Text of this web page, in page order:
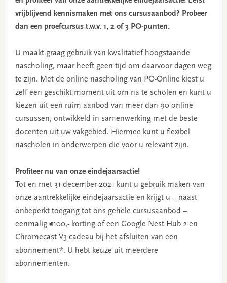
vrijblijvend kennismaken met ons cursusaanbod? Probeer
dan een proefcursus t.w.v. 1, 2 of 3 PO-punten.
U maakt graag gebruik van kwalitatief hoogstaande
nascholing, maar heeft geen tijd om daarvoor dagen weg
te zijn. Met de online nascholing van PO-Online kiest u
zelf een geschikt moment uit om na te scholen en kunt u
kiezen uit een ruim aanbod van meer dan 90 online
cursussen, ontwikkeld in samenwerking met de beste
docenten uit uw vakgebied. Hiermee kunt u flexibel
nascholen in onderwerpen die voor u relevant zijn.
Profiteer nu van onze eindejaarsactie!
Tot en met 31 december 2021 kunt u gebruik maken van
onze aantrekkelijke eindejaarsactie en krijgt u – naast
onbeperkt toegang tot ons gehele cursusaanbod –
eenmalig €100,- korting of een Google Nest Hub 2 en
Chromecast V3 cadeau bij het afsluiten van een
abonnement*. U hebt keuze uit meerdere
abonnementen.